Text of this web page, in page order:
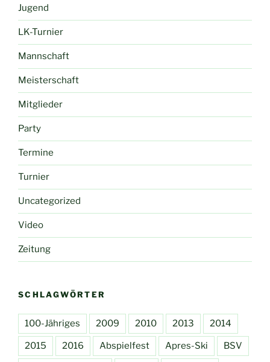
Jugend
LK-Turnier
Mannschaft
Meisterschaft
Mitglieder
Party
Termine
Turnier
Uncategorized
Video
Zeitung
SCHLAGWÖRTER
100-Jähriges 2009 2010 2013 2014
2015 2016 Abspielfest Apres-Ski BSV